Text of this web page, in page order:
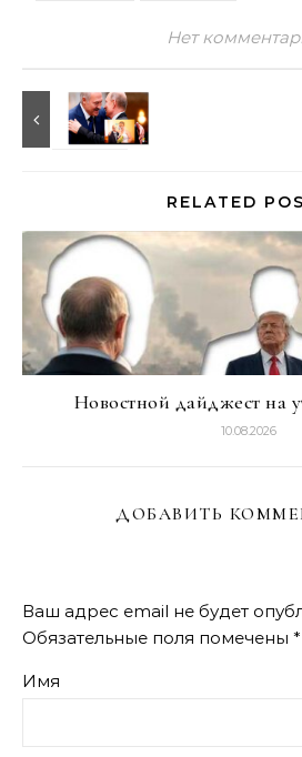
Нет
RELATED
Новостной дайджест на
10.08.2026
ДОБАВИТЬ
Ваш адрес email не будет
Обязательные поля помечены *
Имя